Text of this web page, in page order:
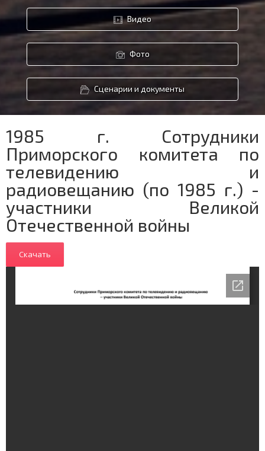
Видео
Фото
Сценарии и документы
1985 г. Сотрудники
Приморского комитета по
телевидению и
радиовещанию (по 1985 г.) -
участники Великой
Отечественной войны
Скачать